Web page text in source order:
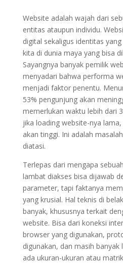
Website adalah wajah dari
entitas ataupun individu.
digital sekaligus identitas
kita di dunia maya yang bisa
Sayangnya banyak pemilik
menyadari bahwa performa
menjadi faktor penentu.
53% pengunjung akan
memerlukan waktu lebih dari
jika loading website-nya
akan tinggi. Ini adalah
diatasi.
Terlepas dari mengapa
lambat diakses bisa dijawab
parameter, tapi faktanya
yang krusial. Hal teknis di
banyak, khususnya terkait
website. Bisa dari koneksi
browser yang digunakan,
digunakan, dan masih banyak
ada ukuran-ukuran atau